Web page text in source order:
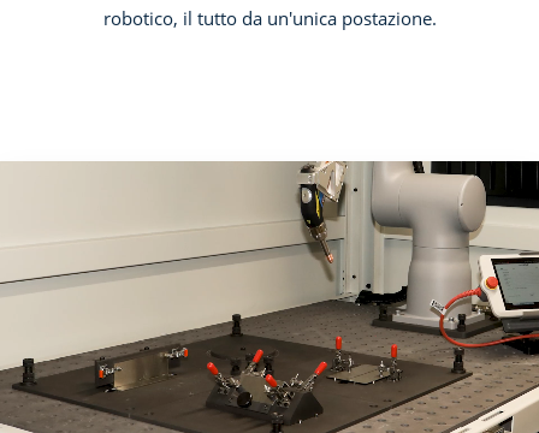
robotico, il tutto da un'unica postazione.